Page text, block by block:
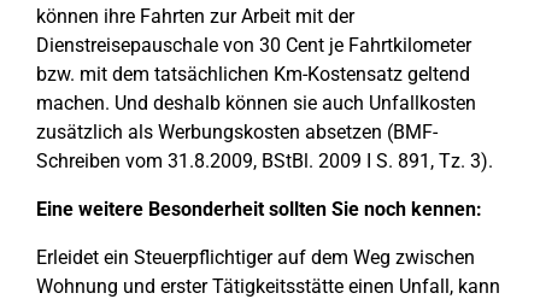
können ihre Fahrten zur Arbeit mit der
Dienstreisepauschale von 30 Cent je Fahrtkilometer
bzw. mit dem tatsächlichen Km-Kostensatz geltend
machen. Und deshalb können sie auch Unfallkosten
zusätzlich als Werbungskosten absetzen (BMF-
Schreiben vom 31.8.2009, BStBl. 2009 I S. 891, Tz. 3).
Eine weitere Besonderheit sollten Sie noch kennen:
Erleidet ein Steuerpflichtiger auf dem Weg zwischen
Wohnung und erster Tätigkeitsstätte einen Unfall, kann